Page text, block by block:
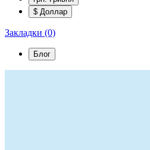
$ Доллар
Закладки (0)
Блог